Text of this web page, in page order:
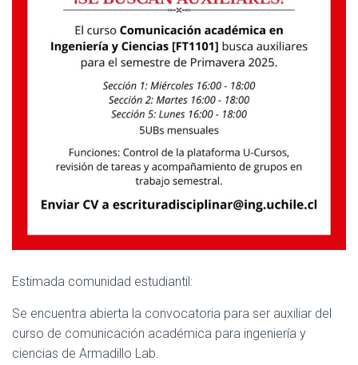
Estimada comunidad estudiantil:
Se encuentra abierta la convocatoria para ser auxiliar del
curso de comunicación académica para ingeniería y
ciencias de Armadillo Lab.